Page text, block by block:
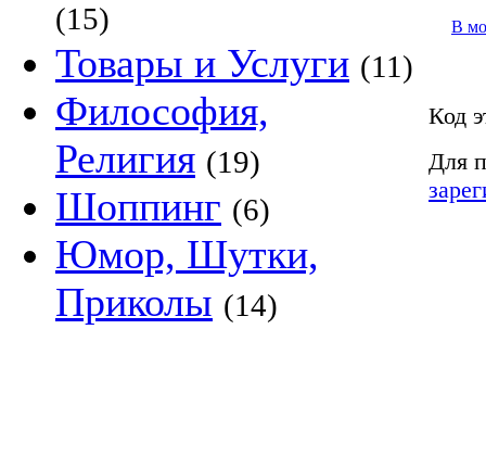
(15)
Товары и Услуги (11)
Философия,
Религия (19)
Шоппинг (6)
Юмор, Шутки,
Приколы (14)
В
Код
Для